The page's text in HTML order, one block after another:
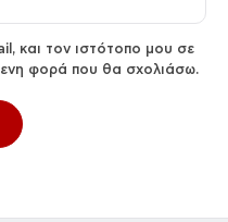
και τον ιστότοπο μου σε
φορά που θα σχολιάσω.